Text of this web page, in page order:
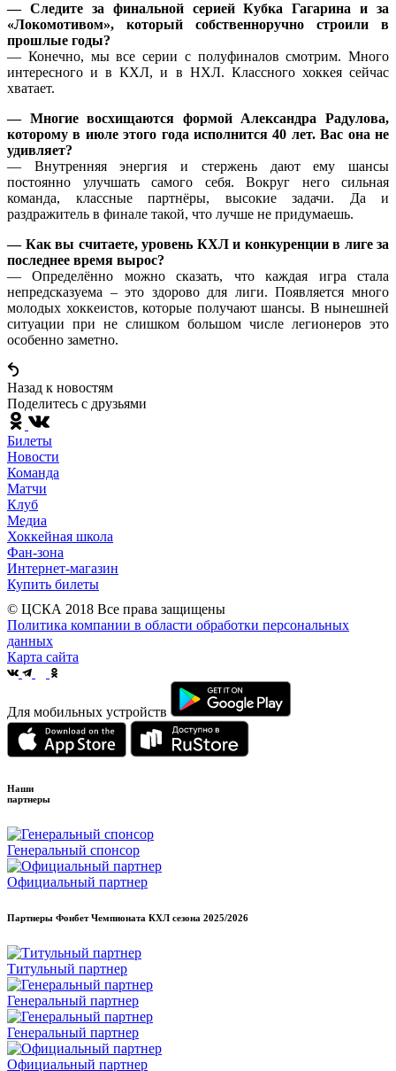
— Следите за финальной серией Кубка Гагарина и за
«Локомотивом», который собственноручно строили в
прошлые годы?
— Конечно, мы все серии с полуфиналов смотрим. Много
интересного и в КХЛ, и в НХЛ. Классного хоккея сейчас
хватает.
— Многие восхищаются формой Александра Радулова,
которому в июле этого года исполнится 40 лет. Вас она не
удивляет?
— Внутренняя энергия и стержень дают ему шансы
постоянно улучшать самого себя. Вокруг него сильная
команда, классные партнёры, высокие задачи. Да и
раздражитель в финале такой, что лучше не придумаешь.
— Как вы считаете, уровень КХЛ и конкуренции в лиге за
последнее время вырос?
— Определённо можно сказать, что каждая игра стала
непредсказуема – это здорово для лиги. Появляется много
молодых хоккеистов, которые получают шансы. В нынешней
ситуации при не слишком большом числе легионеров это
особенно заметно.
Назад к новостям
Поделитесь c друзьями
Билеты
Новости
Команда
Матчи
Клуб
Медиа
Хоккейная школа
Фан-зона
Интернет-магазин
Купить билеты
© ЦСКА 2018 Все права защищены
Политика компании в области обработки персональных
данных
Карта сайта
Для мобильных устройств
Наши
партнеры
Генеральный спонсор
Официальный партнер
Партнеры Фонбет Чемпионата КХЛ сезона 2025/2026
Титульный партнер
Генеральный партнер
Генеральный партнер
Официальный партнер